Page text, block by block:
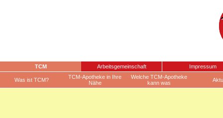
TCM Arbeitsgemeinschaft Impressum
Was ist TCM?
TCM-Apotheke in Ihre
Nähe
Welche TCM-Apotheke
kann was